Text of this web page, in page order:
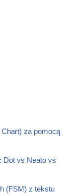
za pomocą
Dot vs Neato vs
(FSM) z tekstu